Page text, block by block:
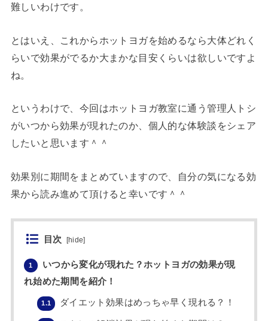
難しいわけです。
とはいえ、これからホットヨガを始めるなら大体どれく
らいで効果がでるか大まかな目安くらいは欲しいですよ
ね。
というわけで、今回はホットヨガ教室に通う管理人トシ
がいつから効果が現れたのか、個人的な体験談をシェア
したいと思います＾＾
効果別に期間をまとめていますので、自分の気になる効
果から読み進めて頂けると幸いです＾＾
目次 [hide]
1
いつから変化が現れた？ホットヨガの効果が現
れ始めた期間を紹介！
1.1 ダイエット効果はめっちゃ早く現れる？！